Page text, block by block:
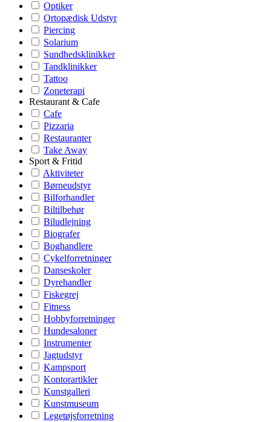
Optiker
Ortopædisk Udstyr
Piercing
Solarium
Sundhedsklinikker
Tandklinikker
Tattoo
Zoneterapi
Restaurant & Cafe
Cafe
Pizzaria
Restauranter
Take Away
Sport & Fritid
Aktiviteter
Børneudstyr
Bilforhandler
Biltilbehør
Biludlejning
Biografer
Boghandlere
Cykelforretninger
Danseskoler
Dyrehandler
Fiskegrej
Fitness
Hobbyforretninger
Hundesaloner
Instrumenter
Jagtudstyr
Kampsport
Kontorartikler
Kunstgalleri
Kunstmuseum
Legetøjsforretning